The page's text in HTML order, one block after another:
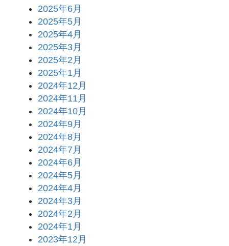
2025年6月
2025年5月
2025年4月
2025年3月
2025年2月
2025年1月
2024年12月
2024年11月
2024年10月
2024年9月
2024年8月
2024年7月
2024年6月
2024年5月
2024年4月
2024年3月
2024年2月
2024年1月
2023年12月